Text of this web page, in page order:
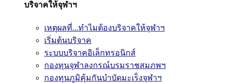
บริจาคให้จุฬาฯ
เหตุผลที่...ทำไมต้องบริจาคให้จุฬาฯ
เริ่มต้นบริจาค
ระบบบริจาคอิเล็กทรอนิกส์
กองทุนจุฬาลงกรณ์บรมราชสมภพฯ
กองทุนภูมิคุ้มกันบำบัดมะเร็งจุฬาฯ